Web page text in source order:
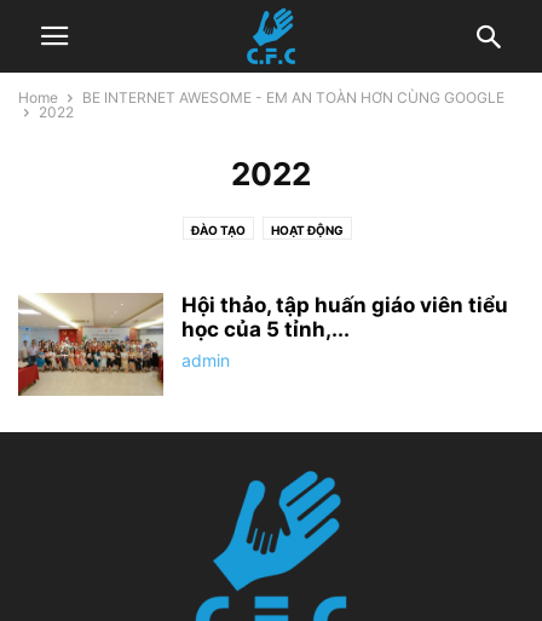
Home
BE INTERNET AWESOME - EM AN TOÀN HƠN CÙNG GOOGLE
2022
2022
ĐÀO TẠO HOẠT ĐỘNG
Hội thảo, tập huấn giáo viên tiểu
học của 5 tỉnh,...
admin